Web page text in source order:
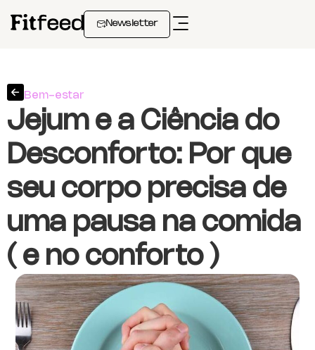
Newsletter
Bem-estar
Jejum e a Ciência do
Desconforto: Por que
seu corpo precisa de
uma pausa na comida
( e no conforto )